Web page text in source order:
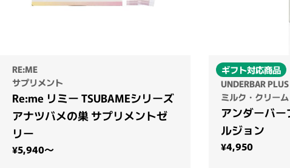
RE:ME
サプリメント
Re:me リミー TSUBAMEシリーズ
アナツバメの巣 サプリメントゼ
リー
通常価格
¥5,940～
ギフト対応商品
UNDERBAR PLUS
ミルク・クリー
アンダーバ
ルジョン
通常価格
¥4,950